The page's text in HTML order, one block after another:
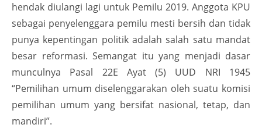
hendak diulangi lagi untuk Pemilu 2019. Anggota KPU
sebagai penyelenggara pemilu mesti bersih dan tidak
punya kepentingan politik adalah salah satu mandat
besar reformasi. Semangat itu yang menjadi dasar
munculnya Pasal 22E Ayat (5) UUD NRI 1945
“Pemilihan umum diselenggarakan oleh suatu komisi
pemilihan umum yang bersifat nasional, tetap, dan
mandiri”.